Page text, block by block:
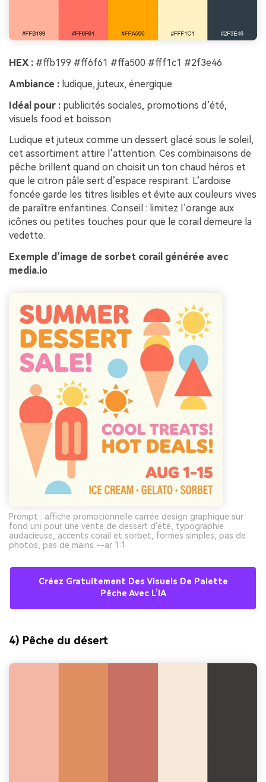
HEX : #ffb199 #ff6f61 #ffa500 #fff1c1 #2f3e46
Ambiance : ludique, juteux, énergique
Idéal pour : publicités sociales, promotions d’été,
visuels food et boisson
Ludique et juteux comme un dessert glacé sous le soleil,
cet assortiment attire l’attention. Ces combinaisons de
pêche brillent quand on choisit un ton chaud héros et
que le citron pâle sert d’espace respirant. L’ardoise
foncée garde les titres lisibles et évite aux couleurs vives
de paraître enfantines. Conseil : limitez l’orange aux
icônes ou petites touches pour que le corail demeure la
vedette.
Exemple d’image de sorbet corail générée avec
media.io
Prompt : affiche promotionnelle carrée design graphique sur
fond uni pour une vente de dessert d’été, typographie
audacieuse, accents corail et sorbet, formes simples, pas de
photos, pas de mains --ar 1:1
Créez Gratuitement Des Visuels De Palette
Pêche Avec L’IA
4) Pêche du désert